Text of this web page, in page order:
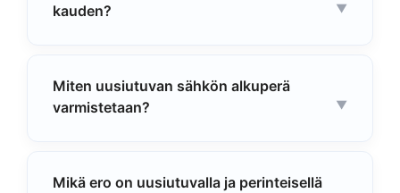
kauden?
Miten uusiutuvan sähkön alkuperä
varmistetaan?
Mikä ero on uusiutuvalla ja perinteisellä